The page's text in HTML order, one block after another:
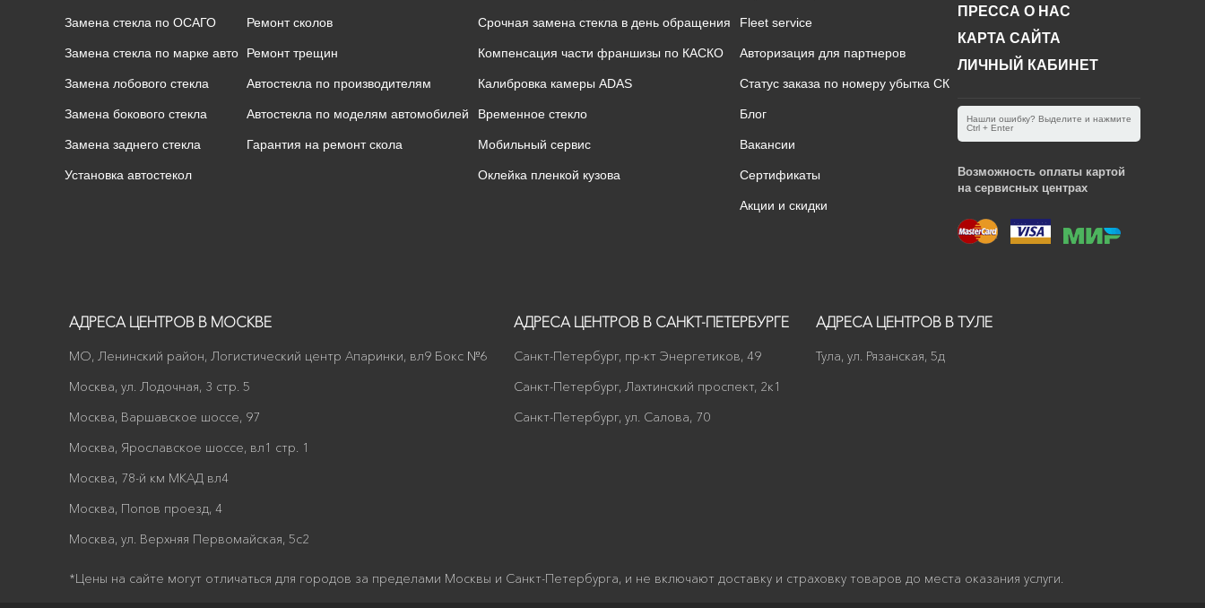
Замена стекла по ОСАГО
Замена стекла по марке авто
Замена лобового стекла
Замена бокового стекла
Замена заднего стекла
Установка автостекол
Ремонт сколов
Ремонт трещин
Автостекла по производителям
Автостекла по моделям автомобилей
Гарантия на ремонт скола
Срочная замена стекла в день обращения
Компенсация части франшизы по КАСКО
Калибровка камеры ADAS
Временное стекло
Мобильный сервис
Оклейка пленкой кузова
Fleet service
Авторизация для партнеров
Статус заказа по номеру убытка СК
Блог
Вакансии
Сертификаты
Акции и скидки
ПРЕССА О НАС
КАРТА САЙТА
ЛИЧНЫЙ КАБИНЕТ
Нашли ошибку? Выделите и нажмите
Ctrl + Enter
Возможность оплаты картой
на сервисных центрах
АДРЕСА ЦЕНТРОВ В МОСКВЕ
МО, Ленинский район, Логистический центр Апаринки, вл9 Бокс №6
Москва, ул. Лодочная, 3 стр. 5
Москва, Варшавское шоссе, 97
Москва, Ярославское шоссе, вл1 стр. 1
Москва, 78-й км МКАД вл4
Москва, Попов проезд, 4
Москва, ул. Верхняя Первомайская, 5с2
АДРЕСА ЦЕНТРОВ В САНКТ-ПЕТЕРБУРГЕ
Санкт-Петербург, пр-кт Энергетиков, 49
Санкт-Петербург, Лахтинский проспект, 2к1
Санкт-Петербург, ул. Салова, 70
АДРЕСА ЦЕНТРОВ В ТУЛЕ
Тула, ул. Рязанская, 5д
*Цены на сайте могут отличаться для городов за пределами Москвы и Санкт-Петербурга, и не включают доставку и страховку товаров до места оказания услуги.